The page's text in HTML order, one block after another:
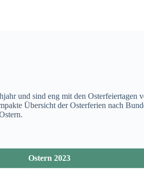
und sind eng mit den Osterfeiertagen
Übersicht der Osterferien nach
Ostern 2023